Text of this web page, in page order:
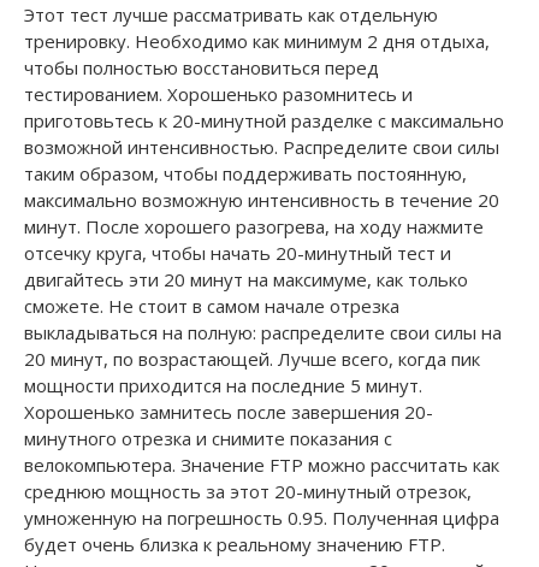
Этот тест лучше рассматривать как отдельную
тренировку. Необходимо как минимум 2 дня отдыха,
чтобы полностью восстановиться перед
тестированием. Хорошенько разомнитесь и
приготовьтесь к 20-минутной разделке с максимально
возможной интенсивностью. Распределите свои силы
таким образом, чтобы поддерживать постоянную,
максимально возможную интенсивность в течение 20
минут. После хорошего разогрева, на ходу нажмите
отсечку круга, чтобы начать 20-минутный тест и
двигайтесь эти 20 минут на максимуме, как только
сможете. Не стоит в самом начале отрезка
выкладываться на полную: распределите свои силы на
20 минут, по возрастающей. Лучше всего, когда пик
мощности приходится на последние 5 минут.
Хорошенько замнитесь после завершения 20-
минутного отрезка и снимите показания с
велокомпьютера. Значение FTP можно рассчитать как
среднюю мощность за этот 20-минутный отрезок,
умноженную на погрешность 0.95. Полученная цифра
будет очень близка к реальному значению FTP.